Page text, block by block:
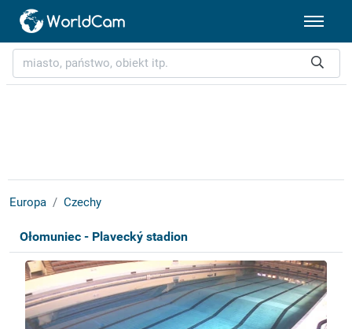
Europa Czechy
Ołomuniec - Plavecký stadion